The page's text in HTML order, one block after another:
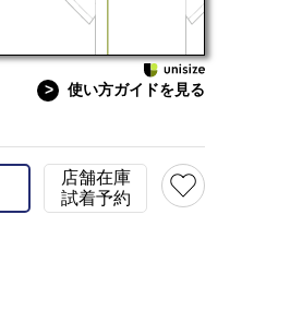
model:H172 B81 W58
> 使い方ガイドを見る
店舗在庫
試着予約